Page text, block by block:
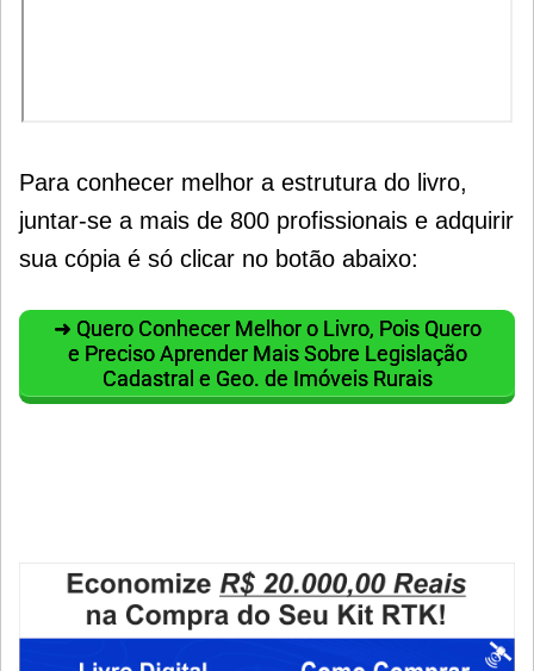
Para conhecer melhor a estrutura do livro,
juntar-se a mais de 800 profissionais e adquirir
sua cópia é só clicar no botão abaixo:
➜ Quero Conhecer Melhor o Livro, Pois Quero
e Preciso Aprender Mais Sobre Legislação
Cadastral e Geo. de Imóveis Rurais